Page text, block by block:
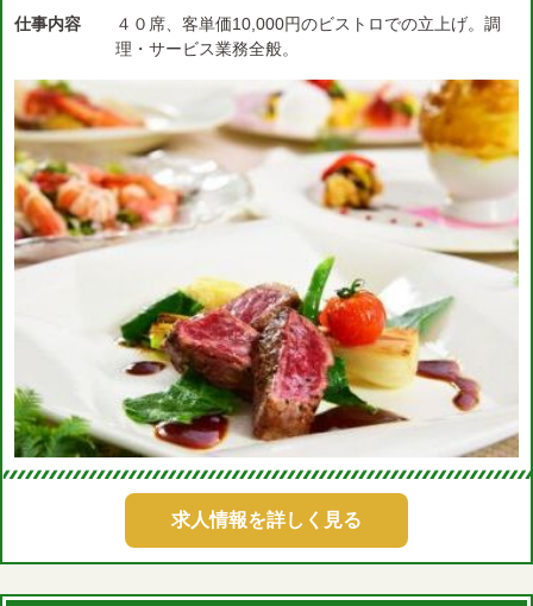
仕事内容
４０席、客単価10,000円のビストロでの立上げ。調
理・サービス業務全般。
求人情報を詳しく見る